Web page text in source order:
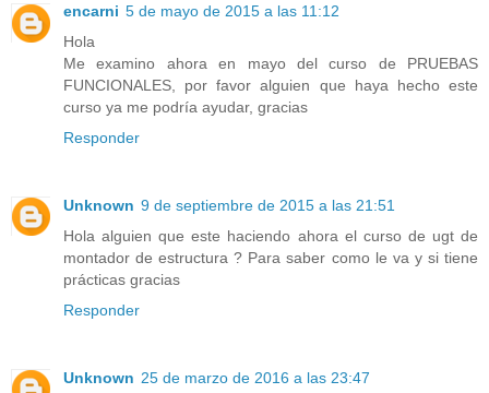
encarni 5 de mayo de 2015 a las 11:12
Hola
Me examino ahora en mayo del curso de PRUEBAS
FUNCIONALES, por favor alguien que haya hecho este
curso ya me podría ayudar, gracias
Responder
Unknown 9 de septiembre de 2015 a las 21:51
Hola alguien que este haciendo ahora el curso de ugt de
montador de estructura ? Para saber como le va y si tiene
prácticas gracias
Responder
Unknown 25 de marzo de 2016 a las 23:47